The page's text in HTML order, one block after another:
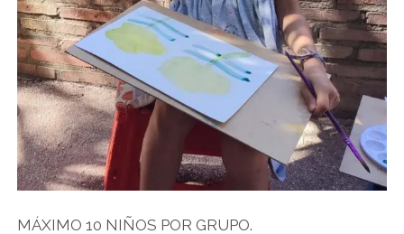
MÁXIMO 10 NIÑOS POR GRUPO.